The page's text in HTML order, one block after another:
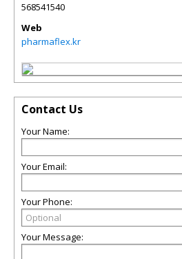
568541540
Web
pharmaflex.kr
Contact Us
Your Name:
Your Email:
Your Phone:
Your Message: